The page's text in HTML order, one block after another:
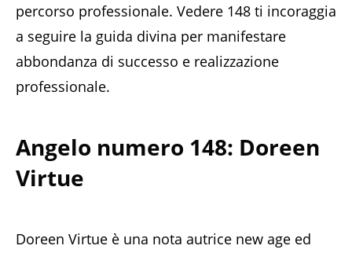
percorso professionale. Vedere 148 ti incoraggia
a seguire la guida divina per manifestare
abbondanza di successo e realizzazione
professionale.
Angelo numero 148: Doreen
Virtue
Doreen Virtue è una nota autrice new age ed